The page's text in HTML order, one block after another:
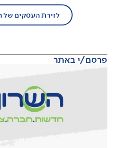
לזירת העסקים של
פרסם/י באתר